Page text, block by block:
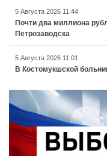
5 Августа 2026 11:44
Почти два миллиона
Петрозаводска
5 Августа 2026 11:01
В Костомукшской